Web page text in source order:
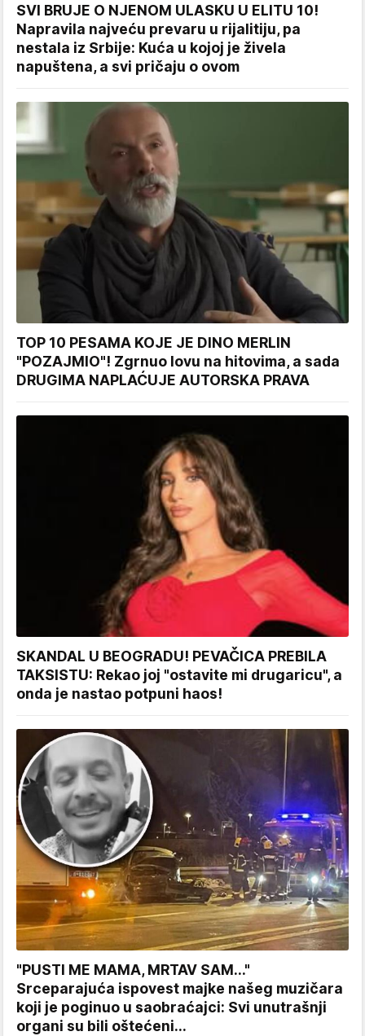
SVI BRUJE O NJENOM ULASKU U ELITU 10!
Napravila najveću prevaru u rijalitiju, pa
nestala iz Srbije: Kuća u kojoj je živela
napuštena, a svi pričaju o ovom
TOP 10 PESAMA KOJE JE DINO MERLIN
"POZAJMIO"! Zgrnuo lovu na hitovima, a sada
DRUGIMA NAPLAĆUJE AUTORSKA PRAVA
SKANDAL U BEOGRADU! PEVAČICA PREBILA
TAKSISTU: Rekao joj "ostavite mi drugaricu", a
onda je nastao potpuni haos!
"PUSTI ME MAMA, MRTAV SAM..."
Srceparajuća ispovest majke našeg muzičara
koji je poginuo u saobraćajci: Svi unutrašnji
organi su bili oštećeni...